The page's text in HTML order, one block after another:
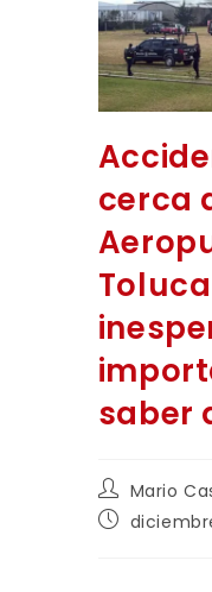
cerca
saber
Mario